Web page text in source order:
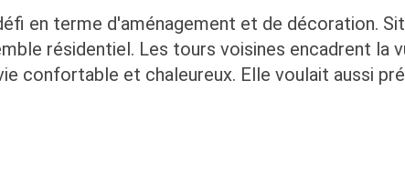
en terme d'aménagement et de décoration.
résidentiel. Les tours voisines encadrent la
confortable et chaleureux. Elle voulait aussi